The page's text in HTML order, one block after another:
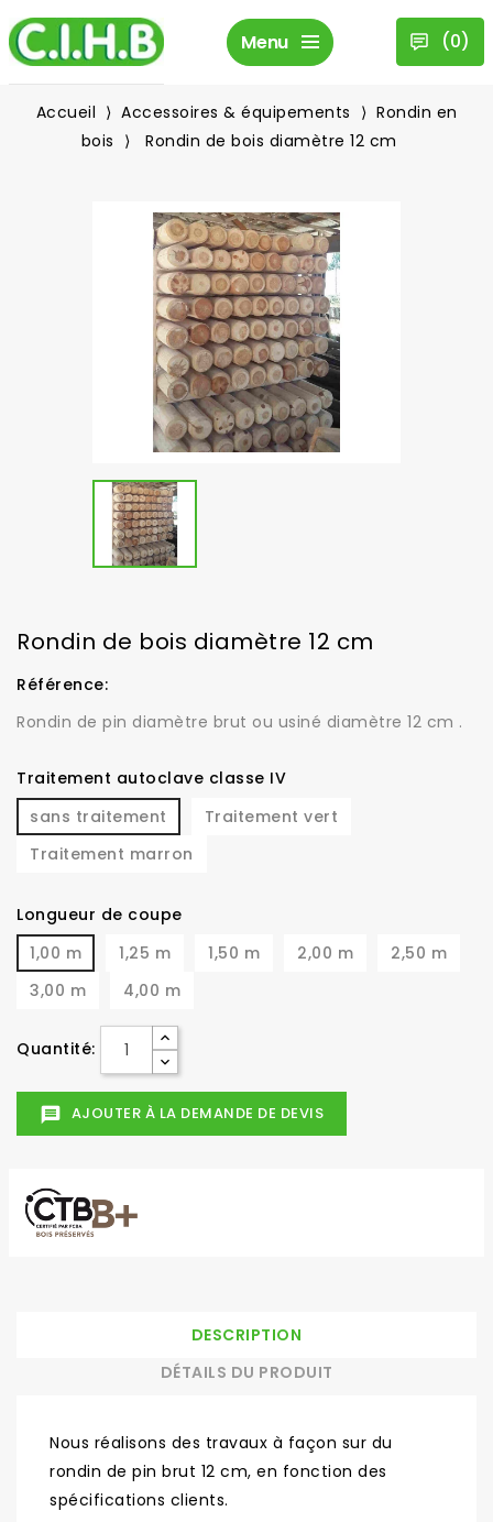
Menu (0)
Accueil Accessoires & équipements
Rondin en
bois
Rondin de bois diamètre 12 cm
Rondin de bois diamètre 12 cm
Référence:
Rondin de pin diamètre brut ou usiné diamètre 12 cm .
Traitement autoclave classe IV
sans traitement
Traitement vert
Traitement marron
Longueur de coupe
1,00 m
1,25 m 1,50 m 2,00 m
2,50 m
3,00 m
4,00 m
Quantité:
message AJOUTER À LA DEMANDE DE DEVIS
DESCRIPTION
DÉTAILS DU PRODUIT
Nous réalisons des travaux à façon sur du
rondin de pin brut 12 cm, en fonction des
spécifications clients.